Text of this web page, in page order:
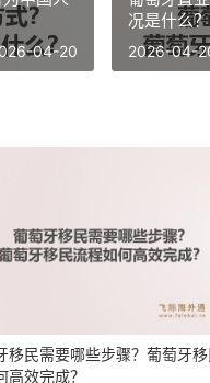
04-20
况是什么？
2026-04-
移民需要哪些步骤？葡萄牙
高效完成？